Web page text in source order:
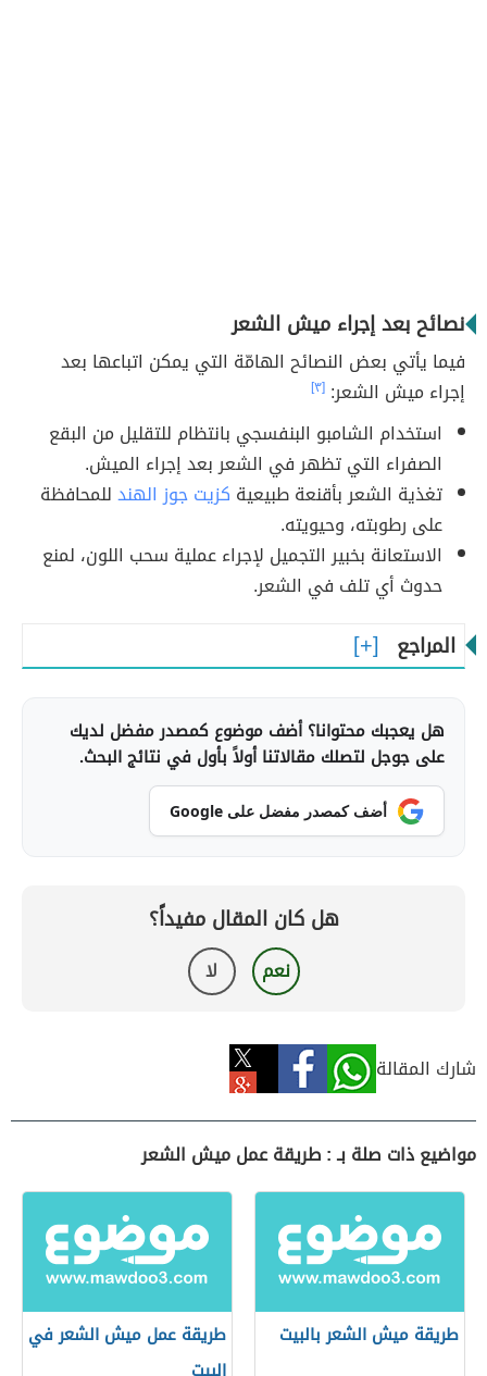
نصائح بعد إجراء ميش الشعر
فيما يأتي بعض النصائح الهامّة التي يمكن اتباعها بعد
إجراء ميش الشعر: [٣]
استخدام الشامبو البنفسجي بانتظام للتقليل من البقع
الصفراء التي تظهر في الشعر بعد إجراء الميش.
تغذية الشعر بأقنعة طبيعية كزيت جوز الهندللمحافظة
على رطوبته، وحيويته.
الاستعانة بخبير التجميل لإجراء عملية سحب اللون، لمنع
حدوث أي تلف في الشعر.
المراجع
هل يعجبك محتوانا؟ أضف موضوع كمصدر مفضل لديك
على جوجل لتصلك مقالاتنا أولاً بأول في نتائج البحث.
أضف كمصدر مفضل على Google
هل كان المقال مفيداً؟
نعم لا
شارك المقالة
مواضيع ذات صلة بـ : طريقة عمل ميش الشعر
طريقة ميش الشعر بالبيت
طريقة عمل ميش الشعر في